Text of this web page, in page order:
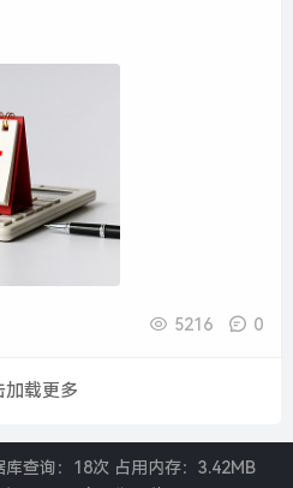
5216 0
加载更多
查询：18次 占用内存：3.42MB